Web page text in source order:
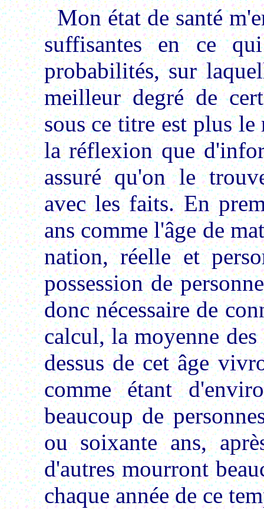
Mon état de santé
suffisantes en ce
probabilités, sur
meilleur degré de
sous ce titre est plus
la réflexion que
assuré qu'on le
avec les faits. En
ans comme l'âge de
nation, réelle et
possession de
donc nécessaire de
calcul, la moyenne des
dessus de cet âge
comme étant
beaucoup de
ou soixante ans,
d'autres mourront
chaque année de ce